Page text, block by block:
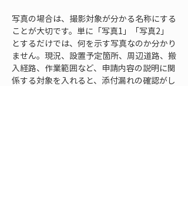
写真の場合は、撮影対象が分かる名称にする
ことが大切です。単に「写真1」「写真2」
とするだけでは、何を示す写真なのか分かり
ません。現況、設置予定箇所、周辺道路、搬
入経路、作業範囲など、申請内容の説明に関
係する対象を入れると、添付漏れの確認がし